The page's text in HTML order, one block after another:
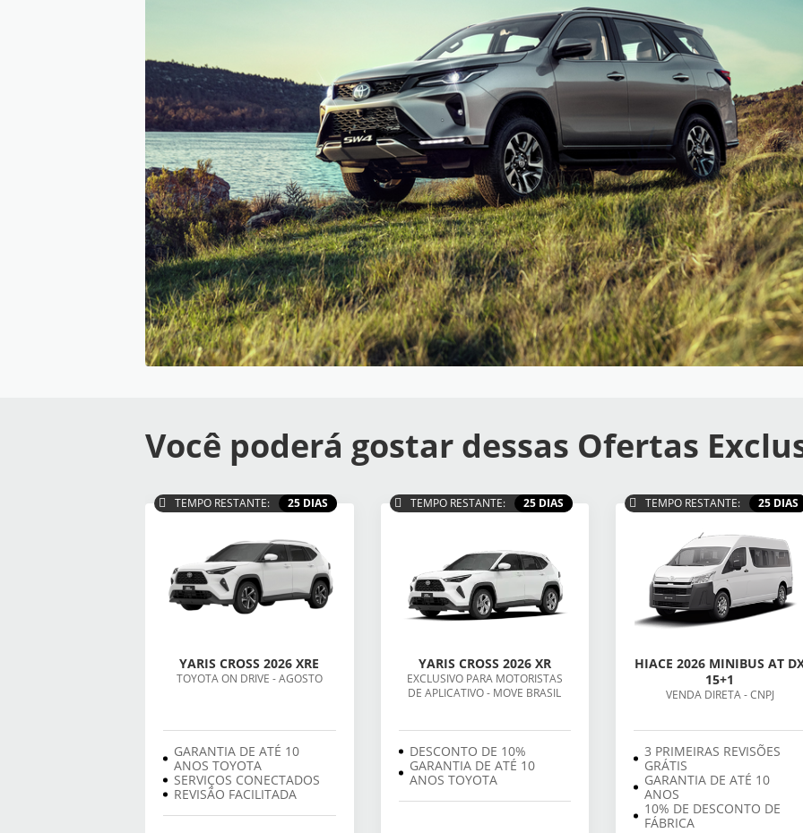
Você poderá gostar dessas Ofertas
TEMPO RESTANTE: 25 DIAS
YARIS CROSS 2026 XRE
TOYOTA ON DRIVE - AGOSTO
GARANTIA DE ATÉ 10
ANOS TOYOTA
SERVIÇOS CONECTADOS
REVISÃO FACILITADA
TEMPO RESTANTE: 25 DIAS
YARIS CROSS 2026 XR
EXCLUSIVO PARA MOTORISTAS
DE APLICATIVO - MOVE BRASIL
DESCONTO DE 10%
GARANTIA DE ATÉ 10
ANOS TOYOTA
TEMPO RESTANTE: 25 DIAS
HIACE 2026 MINIBUS AT
15+1
VENDA DIRETA - CNPJ
3 PRIMEIRAS REVISÕES
GRÁTIS
GARANTIA DE ATÉ 10
ANOS
10% DE DESCONTO DE
FÁBRICA